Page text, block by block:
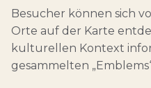
Besucher können sich
Orte auf der Karte
kulturellen Kontext
gesammelten